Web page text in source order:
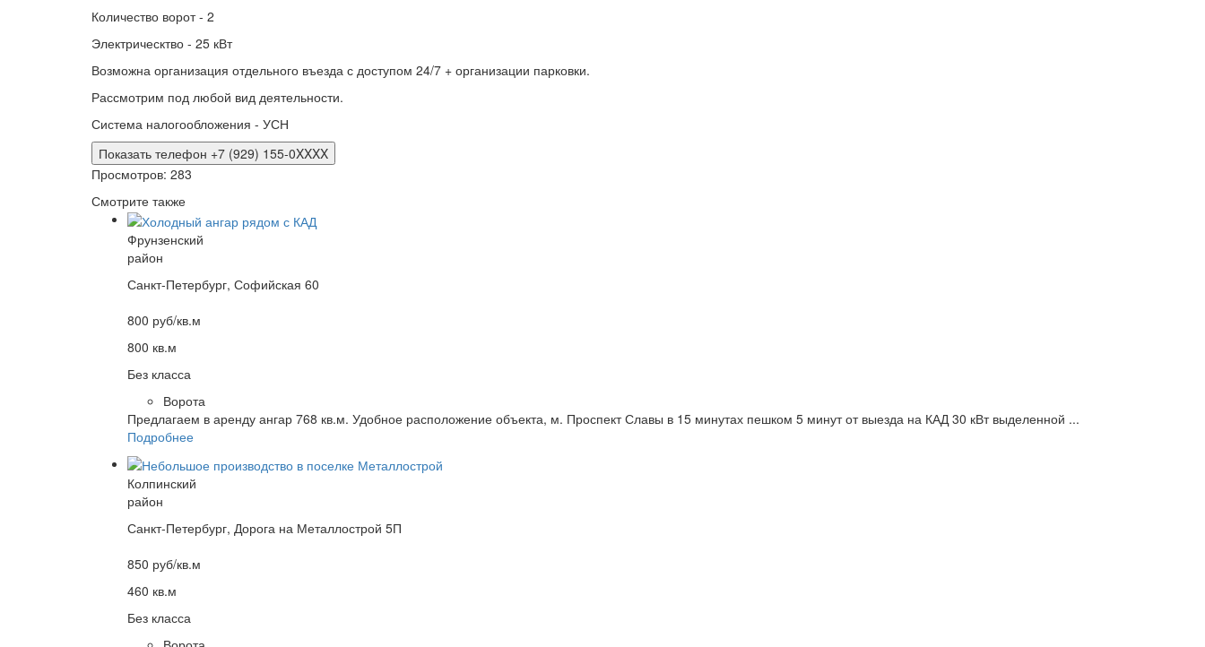
Количество ворот - 2
Электрическтво - 25 кВт
Возможна организация отдельного въезда с доступом 24/7 + организации парковки.
Рассмотрим под любой вид деятельности.
Система налогообложения - УСН
Показать телефон +7 (929) 155-0XXXX
Просмотров: 283
Смотрите также
Фрунзенский
район
Санкт-Петербург, Софийская 60
800 руб/кв.м
800 кв.м
Без класса
Ворота
Предлагаем в аренду ангар 768 кв.м. Удобное расположение объекта, м. Проспект Славы в 15 минутах пешком 5 минут от выезда на КАД 30 кВт выделенной ...
Подробнее
Колпинский
район
Санкт-Петербург, Дорога на Металлострой 5П
850 руб/кв.м
460 кв.м
Без класса